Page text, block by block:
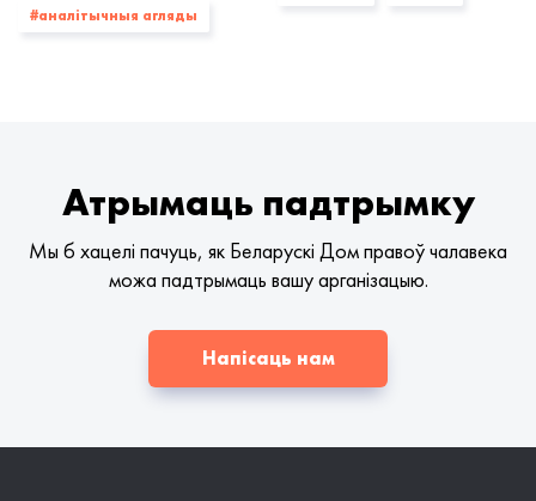
#аналітычныя агляды
Атрымаць падтрымку
Мы б хацелі пачуць, як Беларускі Дом правоў чалавека
можа падтрымаць вашу арганізацыю.
Напісаць нам